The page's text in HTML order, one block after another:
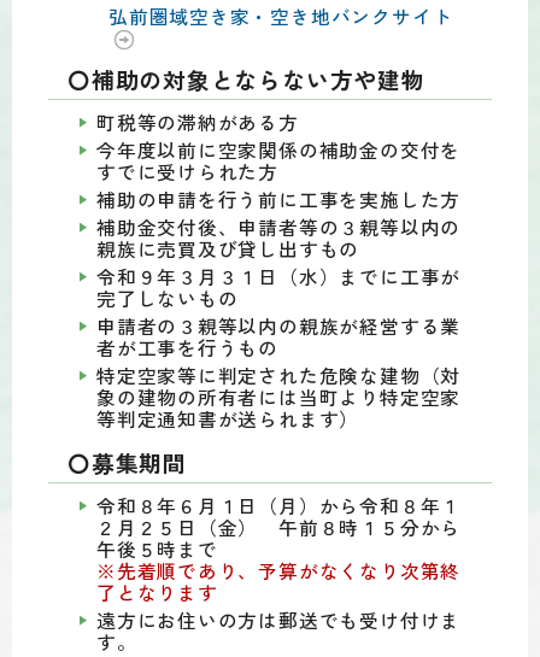
弘前圏域空き家・空き地バンクサイト
〇補助の対象とならない方や建物
町税等の滞納がある方
今年度以前に空家関係の補助金の交付を
すでに受けられた方
補助の申請を行う前に工事を実施した方
補助金交付後、申請者等の３親等以内の
親族に売買及び貸し出すもの
令和９年３月３１日（水）までに工事が
完了しないもの
申請者の３親等以内の親族が経営する業
者が工事を行うもの
特定空家等に判定された危険な建物（対
象の建物の所有者には当町より特定空家
等判定通知書が送られます）
〇募集期間
令和８年６月１日（月）から令和８年１
２月２５日（金） 午前８時１５分から
午後５時まで
※先着順であり、予算がなくなり次第終
了となります
遠方にお住いの方は郵送でも受け付けま
す。